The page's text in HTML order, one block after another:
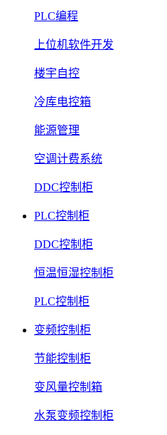
PLC编程
上位机软件开发
楼宇自控
冷库电控箱
能源管理
空调计费系统
DDC控制柜
PLC控制柜
DDC控制柜
恒温恒湿控制柜
PLC控制柜
变频控制柜
节能控制柜
变风量控制箱
水泵变频控制柜